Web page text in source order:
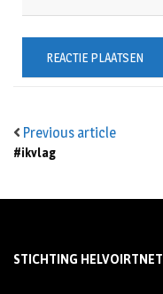
Previous article
#ikvlag
STICHTING HELVOIRTNET